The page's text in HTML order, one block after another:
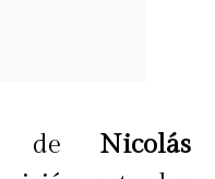
de Nicolás